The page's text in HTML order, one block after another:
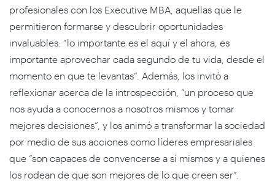
profesionales con los Executive MBA, aquellas que le
permitieron formarse y descubrir oportunidades
invaluables: “lo importante es el aquí y el ahora, es
importante aprovechar cada segundo de tu vida, desde el
momento en que te levantas”. Además, los invitó a
reflexionar acerca de la introspección, “un proceso que
nos ayuda a conocernos a nosotros mismos y tomar
mejores decisiones”, y los animó a transformar la sociedad
por medio de sus acciones como líderes empresariales
que “son capaces de convencerse a sí mismos y a quienes
los rodean de que son mejores de lo que creen ser”.